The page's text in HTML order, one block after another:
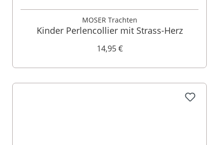
MOSER Trachten
Kinder Perlencollier mit Strass-Herz
14,95 €